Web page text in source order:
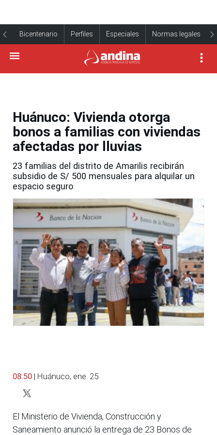
Bicentenario Perfiles Especiales Normas legales
Huánuco: Vivienda otorga
bonos a familias con viviendas
afectadas por lluvias
23 familias del distrito de Amarilis recibirán
subsidio de S/ 500 mensuales para alquilar un
espacio seguro
08:50 | Huánuco, ene. 25.
El Ministerio de Vivienda, Construcción y
Saneamiento anunció la entrega de 23 Bonos de